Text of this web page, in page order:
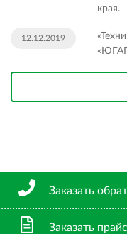
края.
12.12.2019
Заказать
Заказать